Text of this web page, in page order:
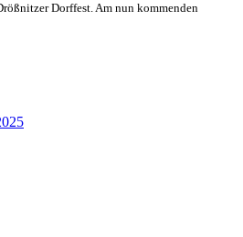
Dorffest. Am nun kommenden